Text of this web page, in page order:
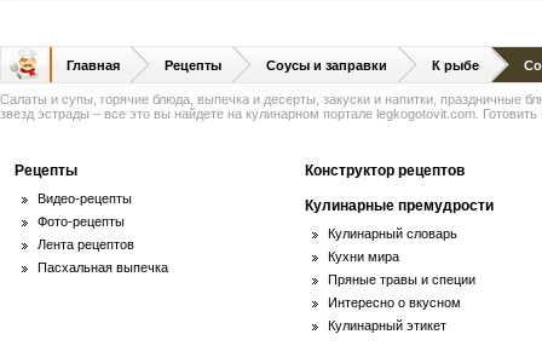
Главная Рецепты Соусы и заправки К рыбе
Салаты и супы, горячие блюда, выпечка и десерты, закуски и напитки, праздничные
звезд эстрады – все это вы найдете на кулинарном портале legkogotovit.com. Готовить
Рецепты
Видео-рецепты
Фото-рецепты
Лента рецептов
Пасхальная выпечка
Конструктор рецептов
Кулинарные премудрости
Кулинарный словарь
Кухни мира
Пряные травы и специи
Интересно о вкусном
Кулинарный этикет